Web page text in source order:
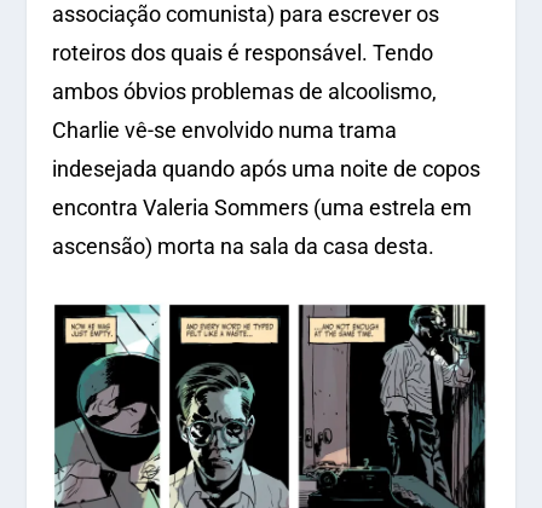
associação comunista) para escrever os
roteiros dos quais é responsável. Tendo
ambos óbvios problemas de alcoolismo,
Charlie vê-se envolvido numa trama
indesejada quando após uma noite de copos
encontra Valeria Sommers (uma estrela em
ascensão) morta na sala da casa desta.